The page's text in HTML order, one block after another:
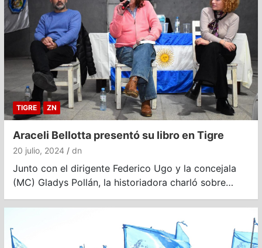
TIGRE ZN
Araceli Bellotta presentó su libro en Tigre
20 julio, 2024 dn
Junto con el dirigente Federico Ugo y la concejala
(MC) Gladys Pollán, la historiadora charló sobre…